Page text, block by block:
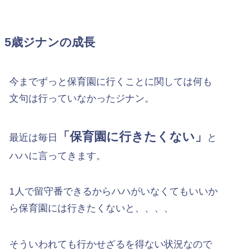
5歳ジナンの成長
今までずっと保育園に行くことに関しては何も
文句は行っていなかったジナン。
最近は毎日 「保育園に行きたくない」
と
ハハに言ってきます。
1人で留守番できるからハハがいなくてもいいか
ら保育園には行きたくないと、、、、
そういわれても行かせざるを得ない状況なので